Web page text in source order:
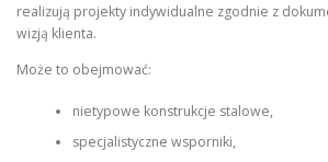
realizują projekty indywidualne zgodnie z
wizją klienta.
Może to obejmować:
nietypowe konstrukcje stalowe,
specjalistyczne wsporniki,